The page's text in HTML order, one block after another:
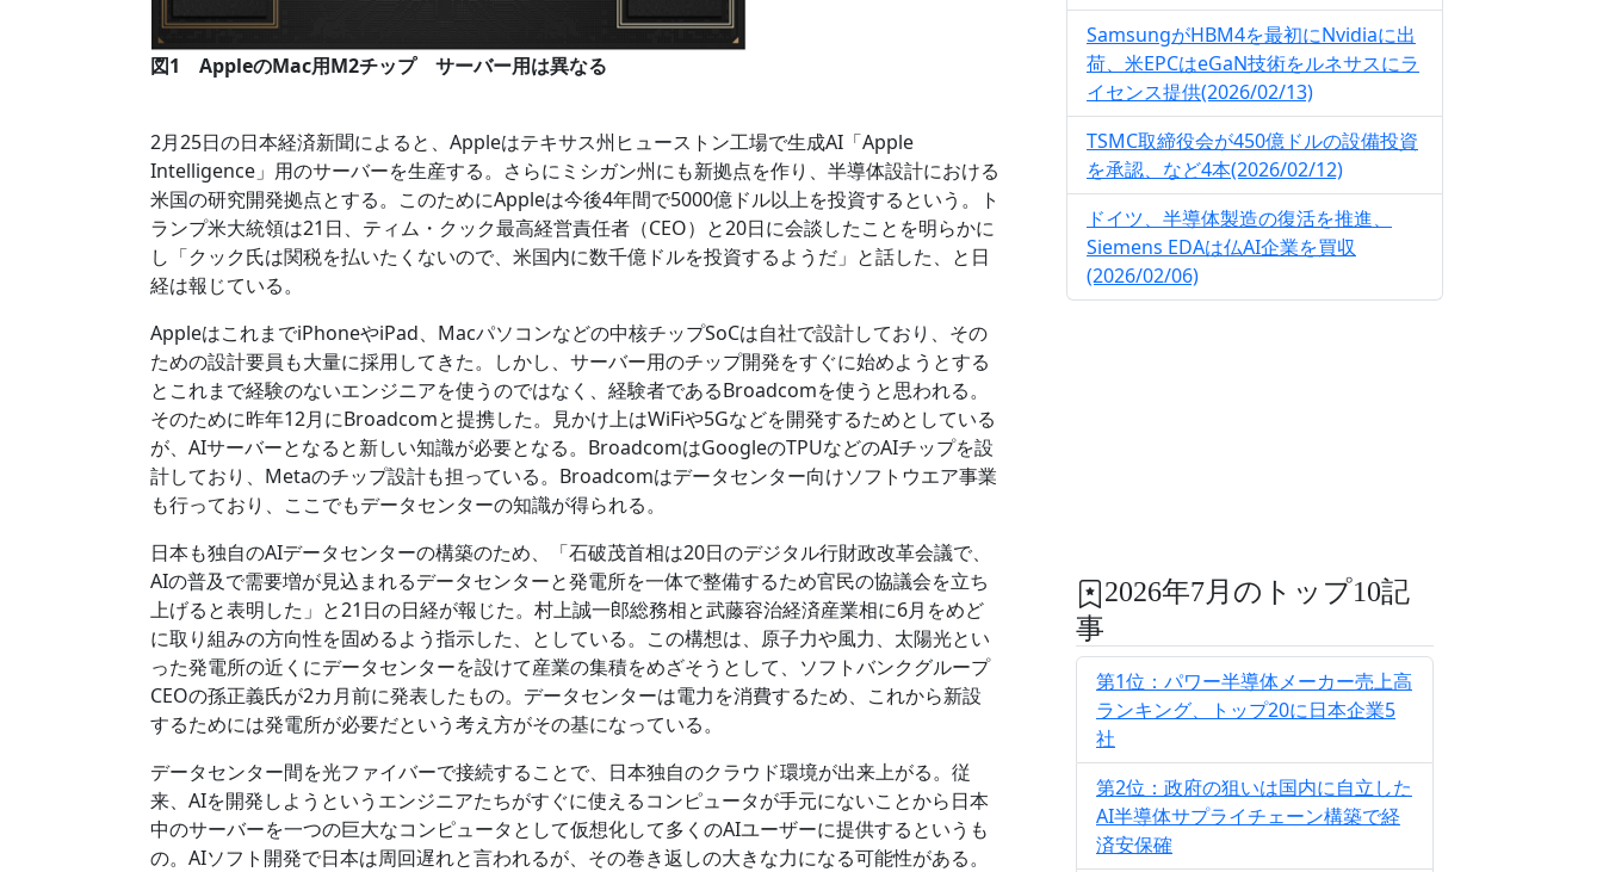
図1 AppleのMac用M2チップ サーバー用は異なる
2月25日の日本経済新聞によると、Appleはテキサス州ヒューストン工場で生成AI「Apple
Intelligence」用のサーバーを生産する。さらにミシガン州にも新拠点を作り、半導体設計における
米国の研究開発拠点とする。このためにAppleは今後4年間で5000億ドル以上を投資するという。ト
ランプ米大統領は21日、ティム・クック最高経営責任者（CEO）と20日に会談したことを明らかに
し「クック氏は関税を払いたくないので、米国内に数千億ドルを投資するようだ」と話した、と日
経は報じている。
AppleはこれまでiPhoneやiPad、Macパソコンなどの中核チップSoCは自社で設計しており、その
ための設計要員も大量に採用してきた。しかし、サーバー用のチップ開発をすぐに始めようとする
とこれまで経験のないエンジニアを使うのではなく、経験者であるBroadcomを使うと思われる。
そのために昨年12月にBroadcomと提携した。見かけ上はWiFiや5Gなどを開発するためとしている
が、AIサーバーとなると新しい知識が必要となる。BroadcomはGoogleのTPUなどのAIチップを設
計しており、Metaのチップ設計も担っている。Broadcomはデータセンター向けソフトウエア事業
も行っており、ここでもデータセンターの知識が得られる。
日本も独自のAIデータセンターの構築のため、「石破茂首相は20日のデジタル行財政改革会議で、
AIの普及で需要増が見込まれるデータセンターと発電所を一体で整備するため官民の協議会を立ち
上げると表明した」と21日の日経が報じた。村上誠一郎総務相と武藤容治経済産業相に6月をめど
に取り組みの方向性を固めるよう指示した、としている。この構想は、原子力や風力、太陽光とい
った発電所の近くにデータセンターを設けて産業の集積をめざそうとして、ソフトバンクグループ
CEOの孫正義氏が2カ月前に発表したもの。データセンターは電力を消費するため、これから新設
するためには発電所が必要だという考え方がその基になっている。
データセンター間を光ファイバーで接続することで、日本独自のクラウド環境が出来上がる。従
来、AIを開発しようというエンジニアたちがすぐに使えるコンピュータが手元にないことから日本
中のサーバーを一つの巨大なコンピュータとして仮想化して多くのAIユーザーに提供するというも
の。AIソフト開発で日本は周回遅れと言われるが、その巻き返しの大きな力になる可能性がある。
SamsungがHBM4を最初にNvidiaに出
荷、米EPCはeGaN技術をルネサスにラ
イセンス提供(2026/02/13)
TSMC取締役会が450億ドルの設備投資
を承認、など4本(2026/02/12)
ドイツ、半導体製造の復活を推進、
Siemens EDAは仏AI企業を買収
(2026/02/06)
2026年7月のトップ10記
事
第1位：パワー半導体メーカー売上高
ランキング、トップ20に日本企業5
社
第2位：政府の狙いは国内に自立した
AI半導体サプライチェーン構築で経
済安保確